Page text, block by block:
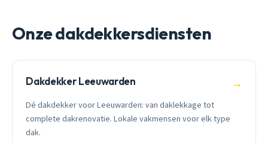
Onze dakdekkersdiensten
Dakdekker Leeuwarden →
Dé dakdekker voor Leeuwarden: van daklekkage tot
complete dakrenovatie. Lokale vakmensen voor elk type
dak.